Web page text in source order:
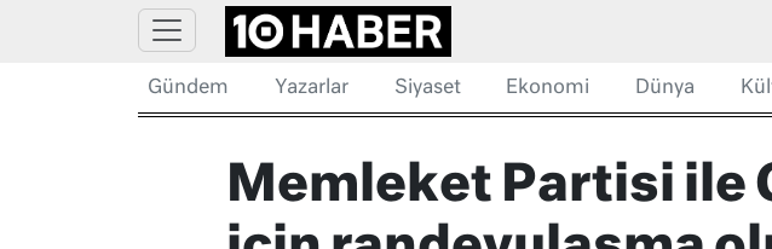
Gündem Yazarlar Siyaset Ekonomi Dünya
Memleket Partisi ile